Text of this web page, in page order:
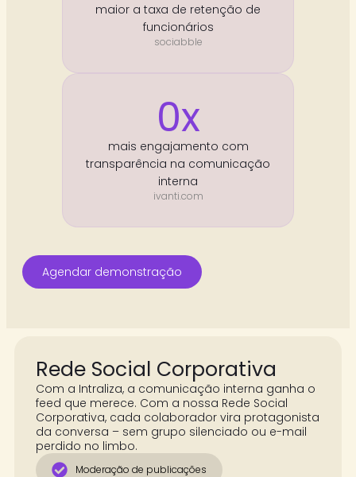
maior a taxa de retenção de
funcionários
sociabble
0x
mais engajamento com
transparência na comunicação
interna
ivanti.com
Agendar demonstração
Rede Social Corporativa
Com a Intraliza, a comunicação interna ganha o
feed que merece. Com a nossa Rede Social
Corporativa, cada colaborador vira protagonista
da conversa – sem grupo silenciado ou e-mail
perdido no limbo.
Moderação de publicações